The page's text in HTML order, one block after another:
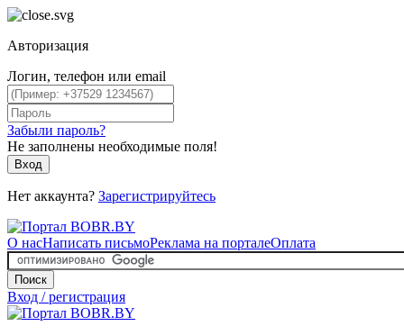
Авторизация
Логин, телефон или email
Забыли пароль?
Не заполнены необходимые поля!
Вход
Нет аккаунта? Зарегистрируйтесь
О насНаписать письмоРеклама на порталеОплата
Поиск
Вход / регистрация